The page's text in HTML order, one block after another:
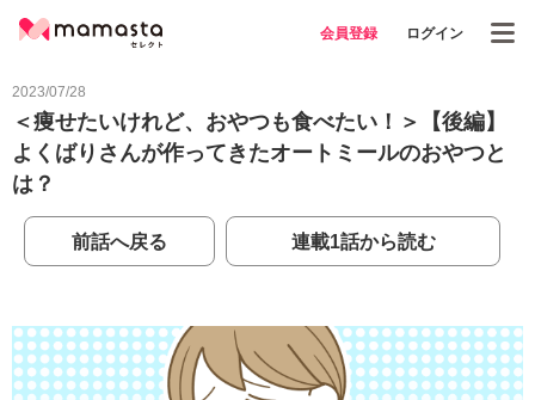
会員登録 ログイン
2023/07/28
＜痩せたいけれど、おやつも食べたい！＞【後編】
よくばりさんが作ってきたオートミールのおやつと
は？
前話へ戻る 連載1話から読む